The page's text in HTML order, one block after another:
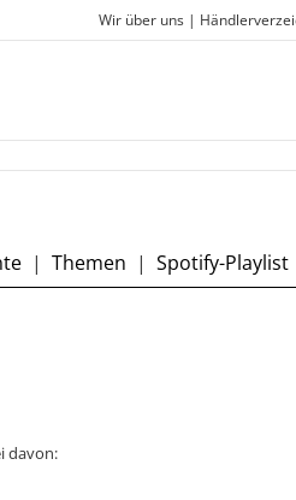
Wir über uns|
| Themen | Spotify-Playlist
davon: